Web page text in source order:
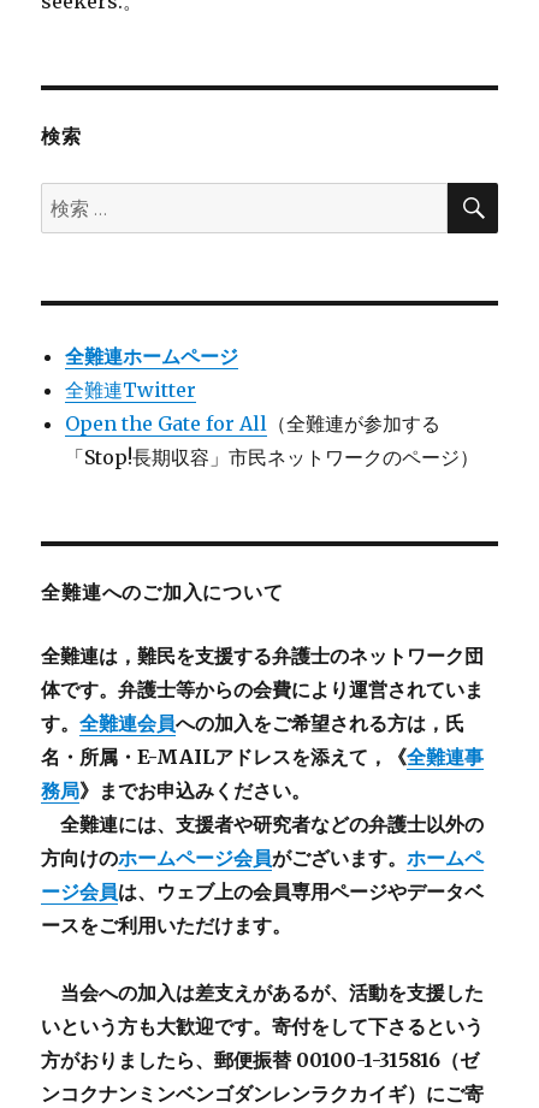
検索
検
索:
検
全難連ホームページ
全難連Twitter
Open the Gate for All （全難連が参加する
「Stop!長期収容」市民ネットワークのページ）
全難連へのご加入について
全難連は，難民を支援する弁護士のネットワーク団
体です。弁護士等からの会費により運営されていま
す。全難連会員への加入をご希望される方は，氏
名・所属・E-MAILアドレスを添えて，《全難連事
務局》までお申込みください。
全難連には、支援者や研究者などの弁護士以外の
方向けのホームページ会員がございます。ホームペ
ージ会員は、ウェブ上の会員専用ページやデータベ
ースをご利用いただけます。
当会への加入は差支えがあるが、活動を支援した
いという方も大歓迎です。寄付をして下さるという
方がおりましたら、郵便振替 00100-1-315816（ゼ
ンコクナンミンベンゴダンレンラクカイギ）にご寄